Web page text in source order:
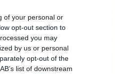
of your personal or
opt-out section to
you may
by us or personal
opt-out of the
list of downstream